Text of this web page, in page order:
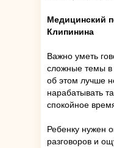
Медицинский
Клипинина
Важно уметь
сложные темы в
об этом лучше
нарабатывать
спокойное
Ребенку нужен
разговоров и